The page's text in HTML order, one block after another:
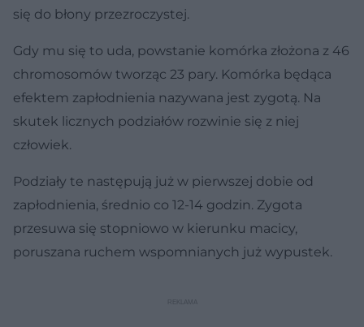
się do błony przezroczystej.
Gdy mu się to uda, powstanie komórka złożona z 46
chromosomów tworząc 23 pary. Komórka będąca
efektem zapłodnienia nazywana jest zygotą. Na
skutek licznych podziałów rozwinie się z niej
człowiek.
Podziały te następują już w pierwszej dobie od
zapłodnienia, średnio co 12-14 godzin. Zygota
przesuwa się stopniowo w kierunku macicy,
poruszana ruchem wspomnianych już wypustek.